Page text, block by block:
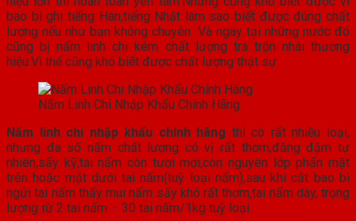
bao bì ghi tiếng Hàn,tiếng Nhật làm sao biết được đúng chất
lượng nếu như bạn không chuyên. Và ngay tại những nước đó
cũng bị nấm linh chi kém chất lượng trà trộn nhái thương
hiệu.Vì thế cũng khó biết được chất lượng thật sự .
Nấm Linh Chi Nhập Khẩu Chính Hãng
Nấm linh chi nhập khẩu chính hãng thì có rất nhiều loại,
nhưng đa số nấm chất lượng có vị rất thơm,đắng đậm tự
nhiên,sấy kỹ,tai nấm còn tươi mới,còn nguyên lớp phấn mặt
trên hoặc mặt dưới tai nấm(tuỳ loại nấm),sau khi cắt bao bì
ngửi tai nấm thấy mùi nấm sấy khô rất thơm,tai nấm dày, trọng
lượng từ 2 tai nấm – 30 tai nấm/1kg tuỳ loại.